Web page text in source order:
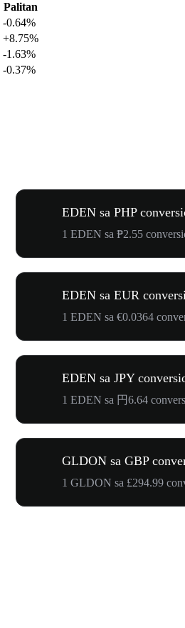
Palitan
-0.64%
+8.75%
-1.63%
-0.37%
EDEN sa PHP
1 EDEN sa ₱2.55
EDEN sa EUR
1 EDEN sa €0.0364
EDEN sa JPY
1 EDEN sa 円6.64
GLDON sa GBP
1 GLDON sa £294.99